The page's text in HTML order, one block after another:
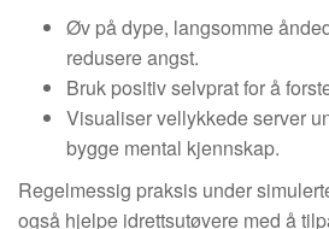
Øv på dype, langsomme
redusere angst.
Bruk positiv selvprat for å
Visualiser vellykkede server
bygge mental kjennskap.
Regelmessig praksis under
også hjelpe idrettsutøvere med å